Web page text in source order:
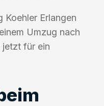
Koehler Erlangen
Umzug nach
jetzt für ein